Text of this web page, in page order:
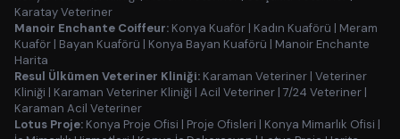
Karatay Veteriner
Manoir Enchante Coiffeur: Konya Kuaför | Kadın Kuaförü | Meram
Kuaför | Bayan Kuaförü | Konya Bayan Kuaförü | Manoir Enchante
Harita
Resul Ülkümen Veteriner Kliniği: Karaman Veteriner | Veteriner
Kliniği | Karaman Veteriner Kliniği | Acil Veteriner | 7/24 Veteriner |
Karaman Acil Veteriner
Lotus Proje: Konya Proje Ofisi | Proje Ofisleri | Konya Mimarlık Ofisi |